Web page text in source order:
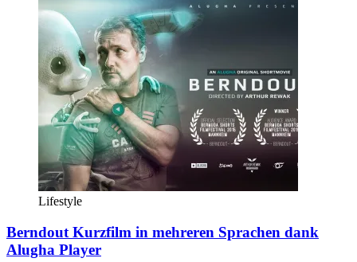
Lifestyle
Berndout Kurzfilm in mehreren Sprachen dank
Alugha Player